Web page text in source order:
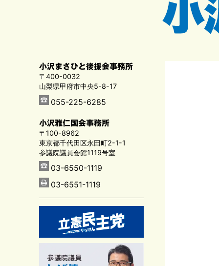
小沢まさひと後援会事務所
〒400-0032
山梨県甲府市中央5-8-17
055-225-6285
小沢雅仁国会事務所
〒100-8962
東京都千代田区永田町2-1-1
参議院議員会館1119号室
03-6550-1119
03-6551-1119